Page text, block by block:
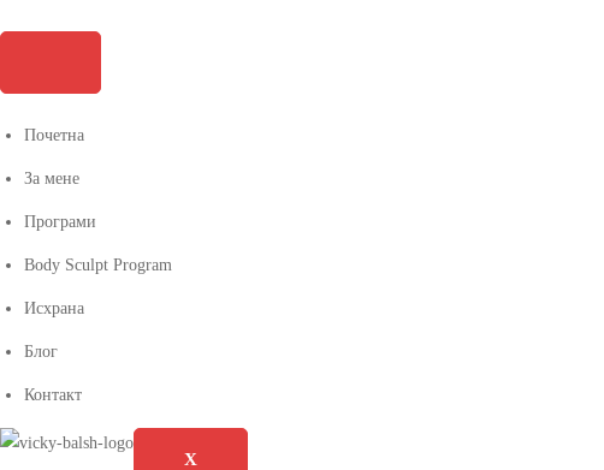
Почетна
За мене
Програми
Body Sculpt Program
Исхрана
Блог
Контакт
X